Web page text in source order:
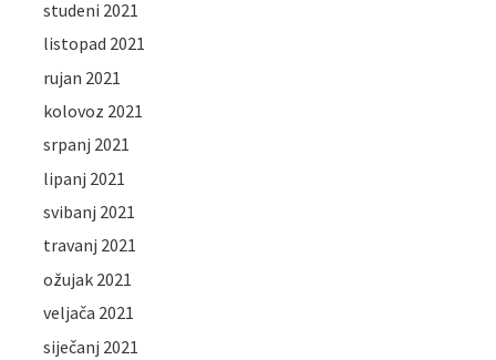
studeni 2021
listopad 2021
rujan 2021
kolovoz 2021
srpanj 2021
lipanj 2021
svibanj 2021
travanj 2021
ožujak 2021
veljača 2021
siječanj 2021